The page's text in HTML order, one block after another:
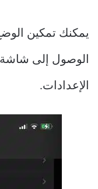
الوصول إلى
الإعدادات.